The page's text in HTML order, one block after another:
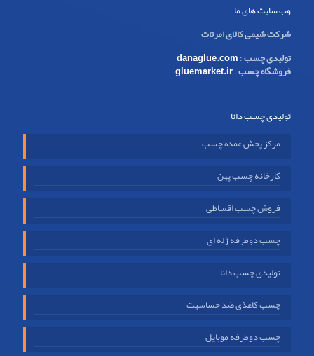
وب سایت های ما
شرکت شیمی کالای امرتات
تولیدی چسب:
danaglue.com
فروشگاه چسب:
gluemarket.ir
تولیدی چسب دانا
مرکز پخش عمده چسب
کارخانه چسب پهن
فروش چسب اقساطی
چسب دوطرفه ژله ای
تولیدی چسب دانا
چسب کاغذی ضد حساسیت
چسب دوطرفه موبایل